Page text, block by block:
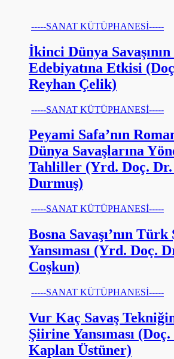
-----SANAT KÜTÜPHANESİ-----
İkinci Dünya
Edebiyatına Etkisi
Reyhan Çelik)
-----SANAT KÜTÜPHANESİ-----
Peyami Safa’nın
Dünya Savaşlarına
Tahliller (Yrd. Doç.
Durmuş)
-----SANAT KÜTÜPHANESİ-----
Bosna Savaşı’nın
Yansıması (Yrd. Doç.
Coşkun)
-----SANAT KÜTÜPHANESİ-----
Vur Kaç Savaş
Şiirine Yansıması
Kaplan Üstüner)